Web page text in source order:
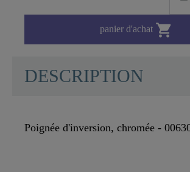
panier d'achat 
DESCRIPTION
Poignée d'inversion, chromée -